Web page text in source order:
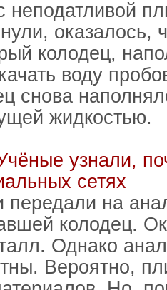
неподатливой
оказалось,
колодец,
воду
снова
жидкостью.
узнали,
сетях
на
колодец.
Однако
Вероятно,